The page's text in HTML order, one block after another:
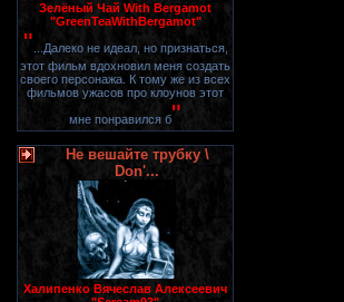
Зелёный Чай With Bergamot
"GreenTeaWithBergamot"
" ...Далеко не идеал, но признаться,
этот фильм вдохновил меня создать
своего персонажа. К тому же из всех
фильмов ужасов про клоунов этот
мне понравился б"
Не вешайте трубку \
Don'...
Халипенко Вячеслав Алексеевич